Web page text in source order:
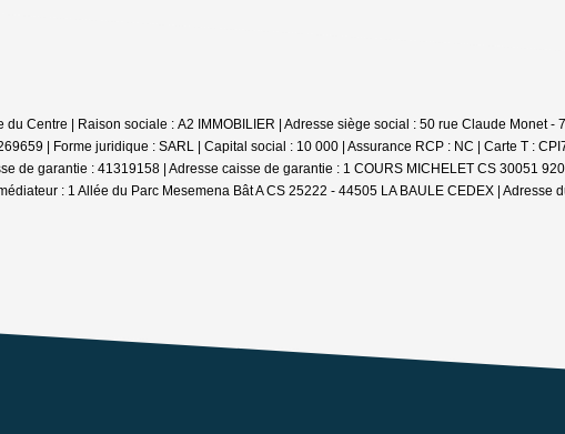
Centre | Raison sociale : A2 IMMOBILIER | Adresse siège social : 50 rue Claude Monet -
| Forme juridique : SARL | Capital social : 10 000 | Assurance RCP : NC | Carte T :
de garantie : 41319158 | Adresse caisse de garantie : 1 COURS MICHELET CS 30051
: 1 Allée du Parc Mesemena Bât A CS 25222 - 44505 LA BAULE CEDEX | Adresse